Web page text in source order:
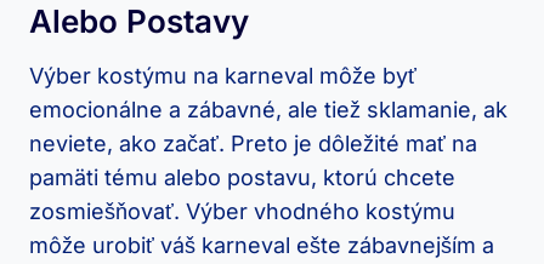
Alebo Postavy
Výber kostýmu na karneval môže byť
emocionálne a zábavné, ale tiež sklamanie, ak
neviete, ako začať. Preto je dôležité mať na
pamäti tému alebo postavu, ktorú chcete
zosmiešňovať. Výber vhodného kostýmu
môže urobiť váš karneval ešte zábavnejším a